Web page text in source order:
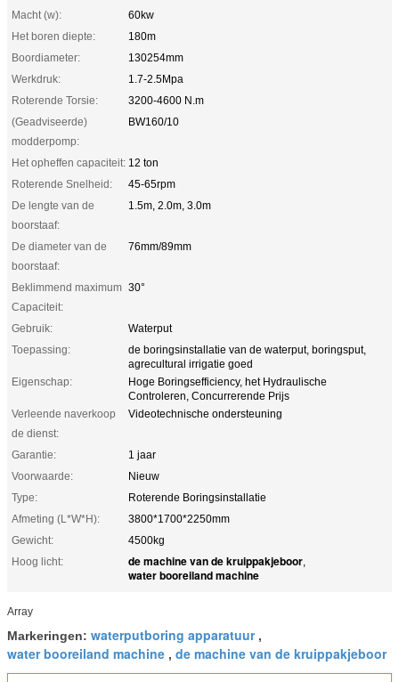
Macht (w):
60kw
Het boren diepte:
180m
Boordiameter:
130254mm
Werkdruk:
1.7-2.5Mpa
Roterende Torsie:
3200-4600 N.m
(Geadviseerde)
modderpomp:
BW160/10
Het opheffen capaciteit: 12 ton
Roterende Snelheid:
45-65rpm
De lengte van de
boorstaaf:
1.5m, 2.0m, 3.0m
De diameter van de
boorstaaf:
76mm/89mm
Beklimmend maximum
Capaciteit:
30°
Gebruik:
Waterput
Toepassing:
de boringsinstallatie van de waterput, boringsput,
agrecultural irrigatie goed
Eigenschap:
Hoge Boringsefficiency, het Hydraulische
Controleren, Concurrerende Prijs
Verleende naverkoop
de dienst:
Videotechnische ondersteuning
Garantie:
1 jaar
Voorwaarde:
Nieuw
Type:
Roterende Boringsinstallatie
Afmeting (L*W*H):
3800*1700*2250mm
Gewicht:
4500kg
Hoog licht:
de machine van de kruippakjeboor,
water booreiland machine
Array
Markeringen: waterputboring apparatuur,
water booreiland machine , de machine van de kruippakjeboor